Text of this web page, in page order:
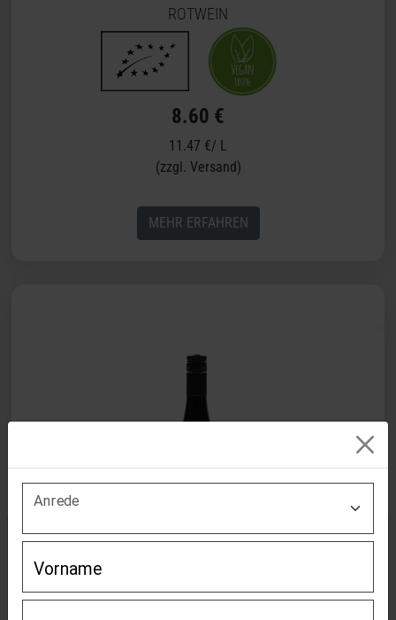
Altersabfrage
ROTWEIN
8.60 €
11.47 €/ L
(zzgl. Versand)
MEHR ERFAHREN
2023 VOM KEUPERGRUND ROTWEINCUVÉE